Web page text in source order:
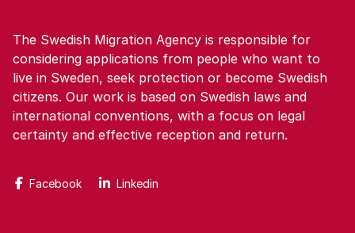
The Swedish Migration Agency is responsible for
considering applications from people who want to
live in Sweden, seek protection or become Swedish
citizens. Our work is based on Swedish laws and
international conventions, with a focus on legal
certainty and effective reception and return.
Facebook Linkedin